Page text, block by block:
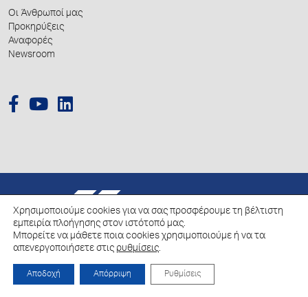
Οι Άνθρωποί μας
Προκηρύξεις
Αναφορές
Newsroom
© 2026 Hellenic Growth Fund.
Πολιτική για την επεξεργασία των Δεδομένων Προσωπικού Χαρακτήρα
Πολιτική Cookies
Χρησιμοποιούμε cookies για να σας προσφέρουμε τη βέλτιστη
εμπειρία πλοήγησης στον ιστότοπό μας.
Μπορείτε να μάθετε ποια cookies χρησιμοποιούμε ή να τα
απενεργοποιήσετε στις ρυθμίσεις.
Αποδοχή Απόρριψη Ρυθμίσεις